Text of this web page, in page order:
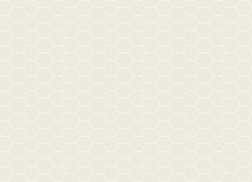
１７ 米沢キャンパス中示Ａ